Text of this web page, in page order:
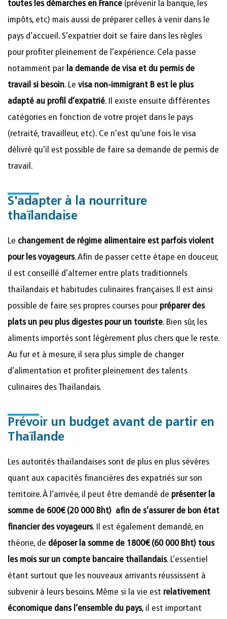
toutes les démarches en France (prévenir la banque, les
impôts, etc) mais aussi de préparer celles à venir dans le
pays d’accueil. S’expatrier doit se faire dans les règles
pour profiter pleinement de l’expérience. Cela passe
notamment par la demande de visa et du permis de
travail si besoin. Le visa non-immigrant B est le plus
adapté au profil d’expatrié. Il existe ensuite différentes
catégories en fonction de votre projet dans le pays
(retraité, travailleur, etc). Ce n’est qu’une fois le visa
délivré qu’il est possible de faire sa demande de permis de
travail.
S'adapter à la nourriture
thaïlandaise
Le changement de régime alimentaire est parfois violent
pour les voyageurs. Afin de passer cette étape en douceur,
il est conseillé d’alterner entre plats traditionnels
thaïlandais et habitudes culinaires françaises. Il est ainsi
possible de faire ses propres courses pour préparer des
plats un peu plus digestes pour un touriste. Bien sûr, les
aliments importés sont légèrement plus chers que le reste.
Au fur et à mesure, il sera plus simple de changer
d’alimentation et profiter pleinement des talents
culinaires des Thaïlandais.
Prévoir un budget avant de partir en
Thaïlande
Les autorités thaïlandaises sont de plus en plus sévères
quant aux capacités financières des expatriés sur son
territoire. À l’arrivée, il peut être demandé de présenter la
somme de 600€ (20 000 Bht) afin de s’assurer de bon état
financier des voyageurs. Il est également demandé, en
théorie, de déposer la somme de 1800€ (60 000 Bht) tous
les mois sur un compte bancaire thaïlandais. L’essentiel
étant surtout que les nouveaux arrivants réussissent à
subvenir à leurs besoins. Même si la vie est relativement
économique dans l’ensemble du pays, il est important